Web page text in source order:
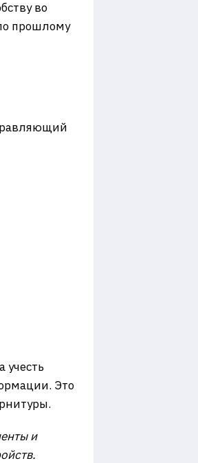
во
прошлому
учесть
Это
и